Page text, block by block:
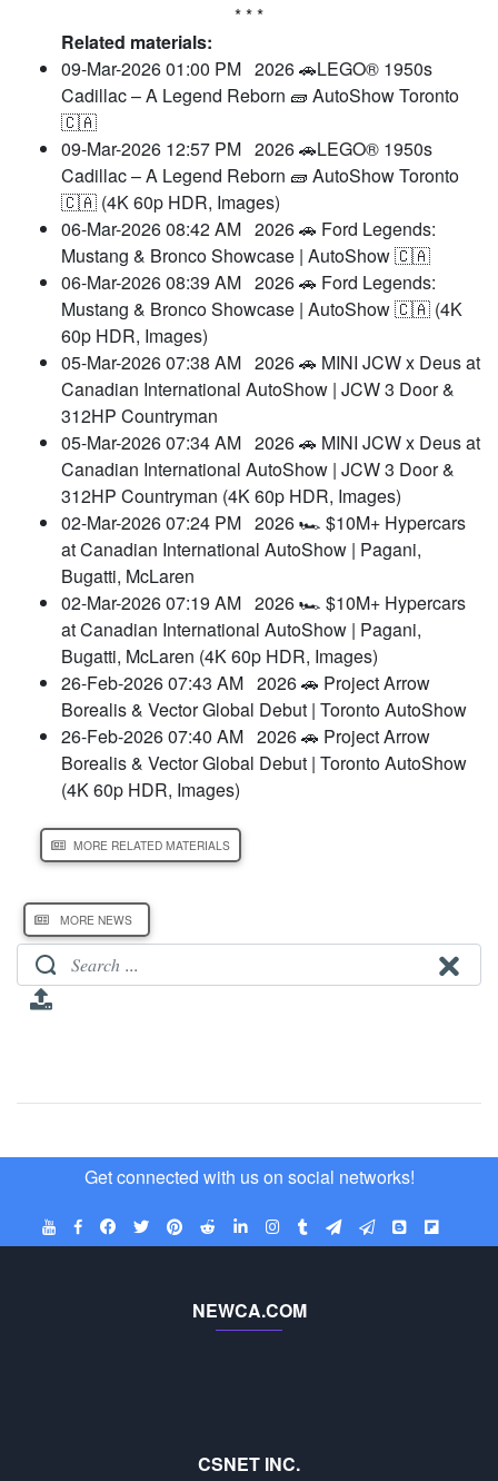
* * *
Related materials:
09-Mar-2026 01:00 PM 2026 🚗LEGO® 1950s
Cadillac – A Legend Reborn 🧱 AutoShow Toronto
🇨🇦
09-Mar-2026 12:57 PM 2026 🚗LEGO® 1950s
Cadillac – A Legend Reborn 🧱 AutoShow Toronto
🇨🇦 (4K 60p HDR, Images)
06-Mar-2026 08:42 AM 2026 🚗 Ford Legends:
Mustang & Bronco Showcase | AutoShow 🇨🇦
06-Mar-2026 08:39 AM 2026 🚗 Ford Legends:
Mustang & Bronco Showcase | AutoShow 🇨🇦 (4K
60p HDR, Images)
05-Mar-2026 07:38 AM 2026 🚗 MINI JCW x Deus at
Canadian International AutoShow | JCW 3 Door &
312HP Countryman
05-Mar-2026 07:34 AM 2026 🚗 MINI JCW x Deus at
Canadian International AutoShow | JCW 3 Door &
312HP Countryman (4K 60p HDR, Images)
02-Mar-2026 07:24 PM 2026 🏎️ $10M+ Hypercars
at Canadian International AutoShow | Pagani,
Bugatti, McLaren
02-Mar-2026 07:19 AM 2026 🏎️ $10M+ Hypercars
at Canadian International AutoShow | Pagani,
Bugatti, McLaren (4K 60p HDR, Images)
26-Feb-2026 07:43 AM 2026 🚗 Project Arrow
Borealis & Vector Global Debut | Toronto AutoShow
26-Feb-2026 07:40 AM 2026 🚗 Project Arrow
Borealis & Vector Global Debut | Toronto AutoShow
(4K 60p HDR, Images)
MORE RELATED MATERIALS
MORE NEWS
Get connected with us on social networks!
NEWCA.COM
CSNET INC.